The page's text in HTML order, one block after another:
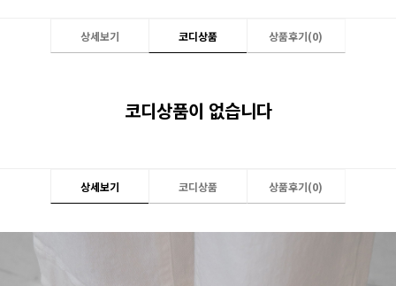
상세보기 코디상품 상품후기(0)
코디상품이 없습니다
상세보기 코디상품 상품후기(0)